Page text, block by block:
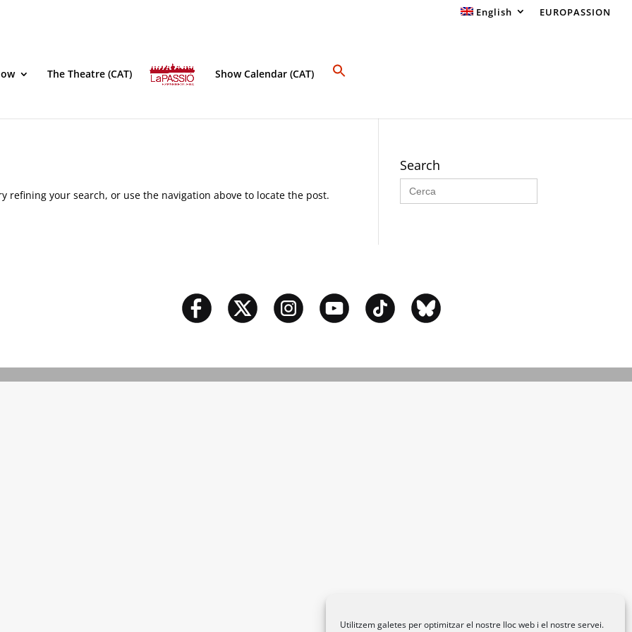
Utilitzem galetes per optimitzar el nostre lloc web i el nostre servei.
English EUROPASSION
The Theatre (CAT) Show Calendar (CAT)
refining your search, or use the navigation above to locate the post.
Search
Search
for: